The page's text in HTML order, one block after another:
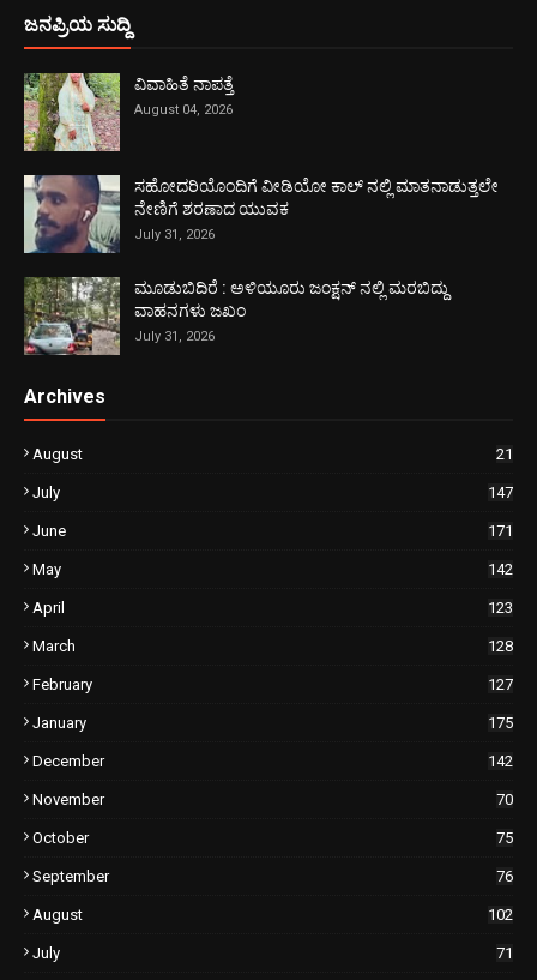
ಜನಪ್ರಿಯ ಸುದ್ದಿ
ವಿವಾಹಿತೆ ನಾಪತ್ತೆ
August 04, 2026
ಸಹೋದರಿಯೊಂದಿಗೆ ವೀಡಿಯೋ ಕಾಲ್ ನಲ್ಲಿ ಮಾತನಾಡುತ್ತಲೇ
ನೇಣಿಗೆ ಶರಣಾದ ಯುವಕ
July 31, 2026
ಮೂಡುಬಿದಿರೆ : ಅಳಿಯೂರು ಜಂಕ್ಷನ್ ನಲ್ಲಿ ಮರಬಿದ್ದು
ವಾಹನಗಳು ಜಖಂ
July 31, 2026
Archives
August 21
July 147
June 171
May 142
April 123
March 128
February 127
January 175
December 142
November 70
October 75
September 76
August 102
July 71